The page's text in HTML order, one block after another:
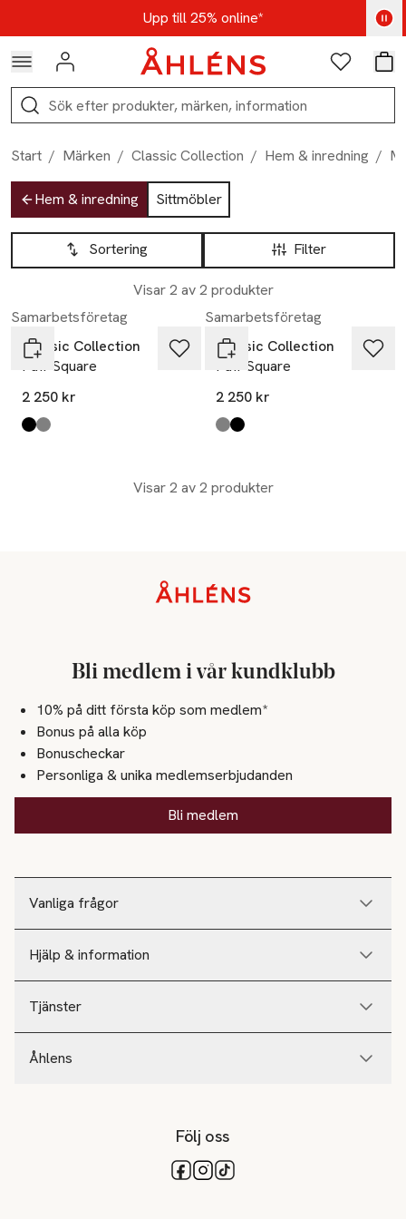
Hoppa till navigationsmenynUpp till 25% online*
Kod: AUG25 - Shoppa nu
Logga in Favoriter
Sök
Start / Märken / Classic Collection / Hem & inredning /
Hoppa till produktsidan
Hem & inredning
Sittmöbler
Hoppa till produktsidan
Filter
Sortering
Visar 2 av 2 produkter
Lista över produkter
Samarbetsföretag
Classic Collection
Puff Square
2 250 kr
Produkten finns i färgerna:
svart/natur
grå/natur
Samarbetsföretag
Classic Collection
Puff Square
2 250 kr
Produkten finns i färgerna:
grå/natur
svart/natur
Visar 2 av 2 produkter
Vanliga frågor
Hjälp & information
Tjänster
Åhlens
Bli medlem i vår kundklubb
10% på ditt första köp som medlem*
Bonus på alla köp
Bonuscheckar
Personliga & unika medlemserbjudanden
Bli medlem
Följ oss